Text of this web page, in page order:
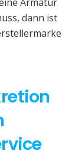
dann ist